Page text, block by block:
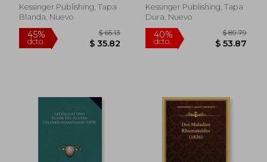
40%
dcto.
Rachitis Und
Heriditarer Syphilis
Kessinger Publishing, Tapa
Blanda, Nuevo
Kessinger Publishing, Tapa
Dura, Nuevo